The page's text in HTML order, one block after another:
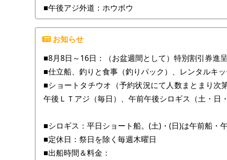
■午後アジ外道：ホウボウ
■8月8日～16日：（お盆週間として）特別割引券進呈
■仕立船、釣りと食事（釣りパック）、レンタルキ
■ショートタチウオ（予約状況にて人数まとまり
午後ＬＴアジ（毎日）、午前午後シロギス（土・日
■シロギス：平日ショート船。(土)・(日)は午前船・
■定休日：祭日を除く毎週木曜日
■出船時間＆料金：